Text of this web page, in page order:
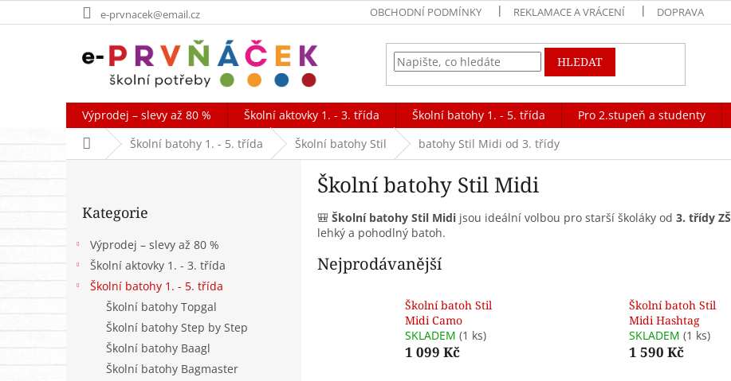
na
e-prvnacek@email.cz OBCHODNÍ PODMÍNKY REKLAMACE A VRÁCENÍ DOPRAVA
HLEDAT
Výprodej – slevy až 80 % Školní aktovky 1. - 3. třída Školní batohy 1. - 5. třída Pro 2.stupeň a studenty
Domů Školní batohy 1. - 5. třída Školní batohy Stil batohy Stil Midi od 3. třídy
P
n
kategorie
Kategorie
Výprodej – slevy až 80 %
Školní aktovky 1. - 3. třída
Školní batohy 1. - 5. třída
Školní batohy Topgal
Školní batohy Step by Step
Školní batohy Baagl
Školní batohy Bagmaster
Školní batohy Stil Midi
🎒 Školní batohy Stil Midi jsou ideální volbou pro starší školáky od 3. třídy ZŠ
lehký a pohodlný batoh.
Nejprodávanější
Školní batoh Stil
Midi Camo
SKLADEM (1 ks)
1 099 Kč
Školní batoh Stil
Midi Hashtag
SKLADEM (1 ks)
1 590 Kč